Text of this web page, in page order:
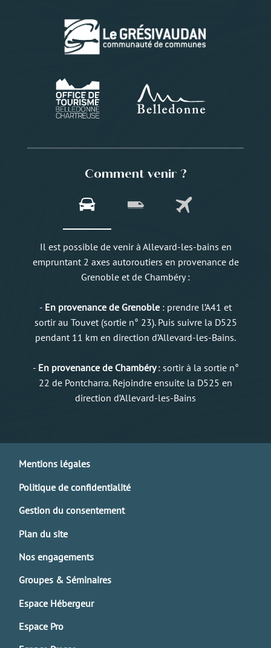
Comment venir ?
Il est possible de venir à Allevard-les-bains en
empruntant 2 axes autoroutiers en provenance de
Grenoble et de Chambéry :
- En provenance de Grenoble : prendre l’A41 et
sortir au Touvet (sortie n° 23). Puis suivre la D525
pendant 11 km en direction d’Allevard-les-Bains.
- En provenance de Chambéry: sortir à la sortie n°
22 de Pontcharra. Rejoindre ensuite la D525 en
direction d’Allevard-les-Bains
Mentions légales
Politique de confidentialité
Gestion du consentement
Plan du site
Nos engagements
Groupes & Séminaires
Espace Hébergeur
Espace Pro